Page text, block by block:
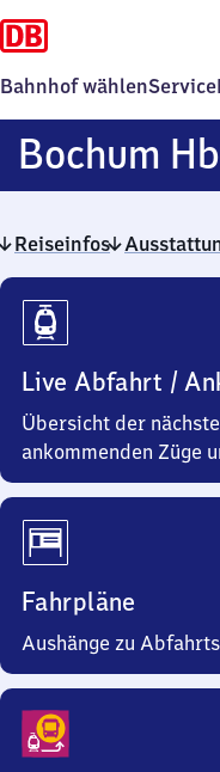
Bahnhof wählenService
Bochum
Reiseinfos
Reiseinfos
Live Abfahrt /
Übersicht der
ankommenden Züge
Fahrpläne
Aushänge zu